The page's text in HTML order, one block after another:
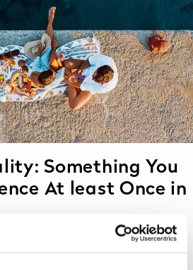
Something You
At least Once in
,Hotel
as xenÃ­a (Î¾ÎµÎ½Î¯Î±) or